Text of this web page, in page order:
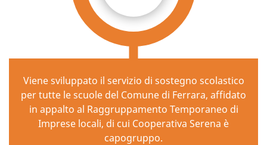
Viene sviluppato il servizio di sostegno scolastico
per tutte le scuole del Comune di Ferrara, affidato
in appalto al Raggruppamento Temporaneo di
Imprese locali, di cui Cooperativa Serena è
capogruppo.